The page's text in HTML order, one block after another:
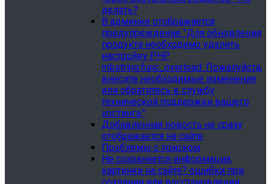
делать?
В админке отображается
предупреждение "Для обновления
продукта необходимо удалить
настройку PHP
mbstring.func_overload. Пожалуйста,
внесите необходимые изменения
или обратитесь в службу
технической поддержки вашего
хостинга."
Добавленная новость не сразу
отображается на сайте
Проблемы с поиском
Не сохраняется информация,
картинки на сайте? ошибки при